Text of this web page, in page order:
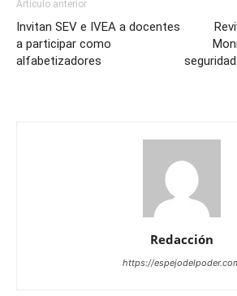
Artículo anterior
Invitan SEV e IVEA a docentes
a participar como
alfabetizadores
Redacción
https://